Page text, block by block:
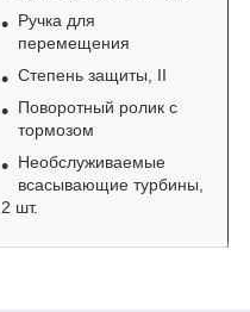
Ручка для
перемещения
Степень защиты, II
Поворотный ролик с
тормозом
Необслуживаемые
всасывающие турбины,
2 шт.